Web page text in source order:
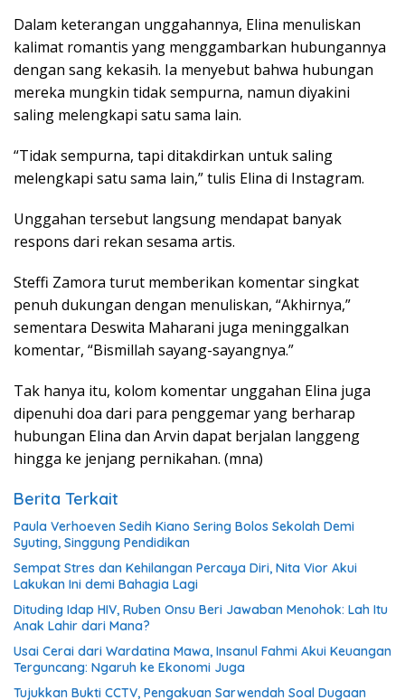
Dalam keterangan unggahannya, Elina menuliskan
kalimat romantis yang menggambarkan hubungannya
dengan sang kekasih. Ia menyebut bahwa hubungan
mereka mungkin tidak sempurna, namun diyakini
saling melengkapi satu sama lain.
“Tidak sempurna, tapi ditakdirkan untuk saling
melengkapi satu sama lain,” tulis Elina di Instagram.
Unggahan tersebut langsung mendapat banyak
respons dari rekan sesama artis.
Steffi Zamora turut memberikan komentar singkat
penuh dukungan dengan menuliskan, “Akhirnya,”
sementara Deswita Maharani juga meninggalkan
komentar, “Bismillah sayang-sayangnya.”
Tak hanya itu, kolom komentar unggahan Elina juga
dipenuhi doa dari para penggemar yang berharap
hubungan Elina dan Arvin dapat berjalan langgeng
hingga ke jenjang pernikahan. (mna)
Berita Terkait
Paula Verhoeven Sedih Kiano Sering Bolos Sekolah Demi
Syuting, Singgung Pendidikan
Sempat Stres dan Kehilangan Percaya Diri, Nita Vior Akui
Lakukan Ini demi Bahagia Lagi
Dituding Idap HIV, Ruben Onsu Beri Jawaban Menohok: Lah Itu
Anak Lahir dari Mana?
Usai Cerai dari Wardatina Mawa, Insanul Fahmi Akui Keuangan
Terguncang: Ngaruh ke Ekonomi Juga
Tujukkan Bukti CCTV, Pengakuan Sarwendah Soal Dugaan